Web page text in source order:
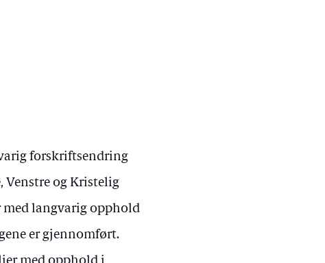
forskriftsendring
Venstre og Kristelig
med langvarig opphold
er gjennomført.